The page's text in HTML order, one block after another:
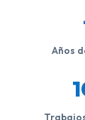
Años